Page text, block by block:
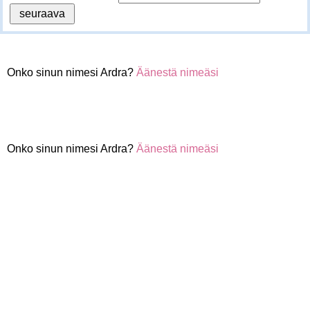
Onko sinun nimesi Ardra? Äänestä nimeäsi
Onko sinun nimesi Ardra? Äänestä nimeäsi